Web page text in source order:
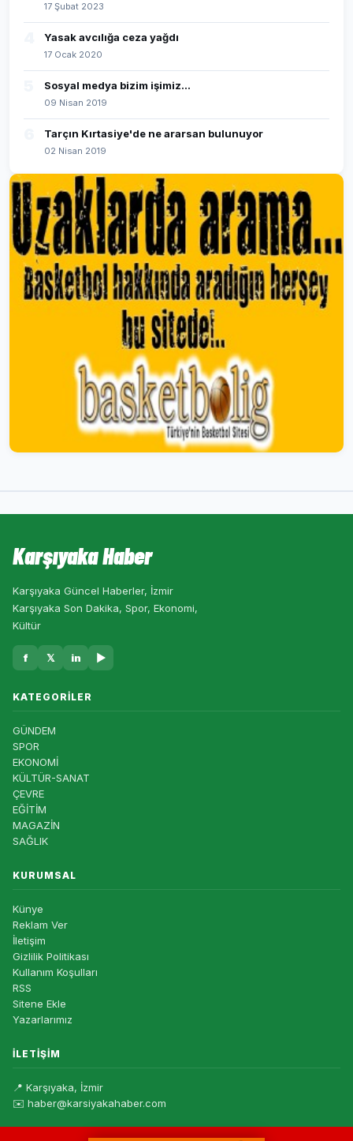
17 Şubat 2023
Yasak avcılığa ceza yağdı
17 Ocak 2020
Sosyal medya bizim işimiz...
09 Nisan 2019
Tarçın Kırtasiye'de ne ararsan bulunuyor
02 Nisan 2019
Karşıyaka Haber
Karşıyaka Güncel Haberler, İzmir
Karşıyaka Son Dakika, Spor, Ekonomi,
Kültür
f 𝕏 in ▶
KATEGORILER
GÜNDEM
SPOR
EKONOMİ
KÜLTÜR-SANAT
ÇEVRE
EĞİTİM
MAGAZİN
SAĞLIK
KURUMSAL
Künye
Reklam Ver
İletişim
Gizlilik Politikası
Kullanım Koşulları
RSS
Sitene Ekle
Yazarlarımız
İLETIŞIM
📍 Karşıyaka, İzmir
✉️ haber@karsiyakahaber.com